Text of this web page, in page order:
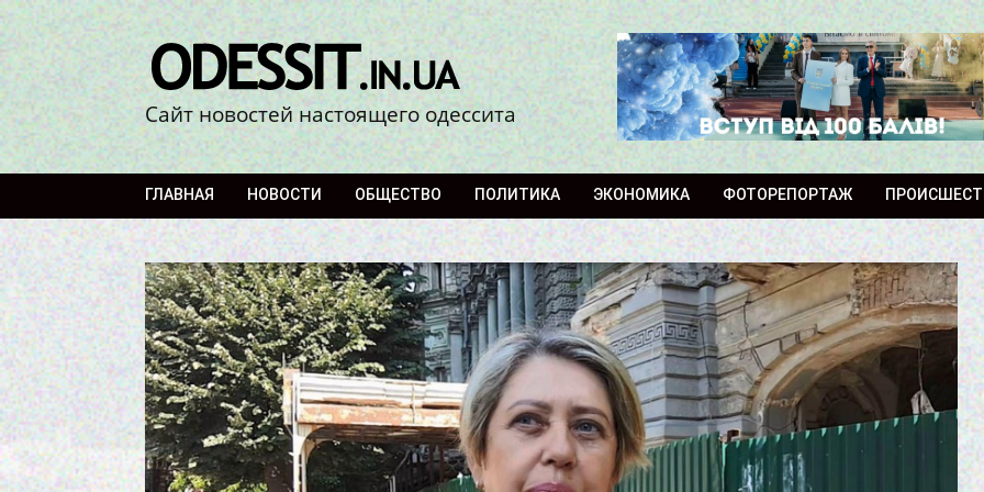
Сайт новостей настоящего одессита
ГЛАВНАЯ НОВОСТИ ОБЩЕСТВО ПОЛИТИКА ЭКОНОМИКА ФОТОРЕПОРТАЖ